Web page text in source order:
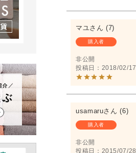
マユ 7
購入者
非公開
投稿日
2018/02/17
usamaru 6
購入者
非公開
投稿日
2015/07/28